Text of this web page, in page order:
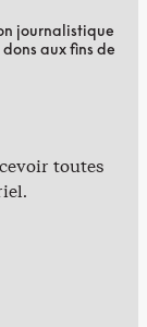
journalistique
aux fins de
toutes